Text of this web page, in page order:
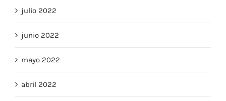
julio 2022
junio 2022
mayo 2022
abril 2022